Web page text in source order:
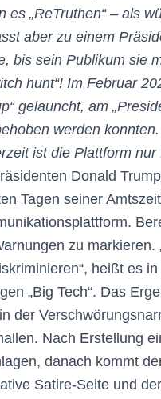
es „ReTruthen“ – als
aber zu einem
bis sein Publikum sie
hunt“! Im Februar
gelauncht, am
werden
ist die Plattform nur
Donald
Tagen seiner
zu markieren.
heißt es
„Big Tech“. Das
der
Nach Erstellung
danach kommt
Satire-Seite und